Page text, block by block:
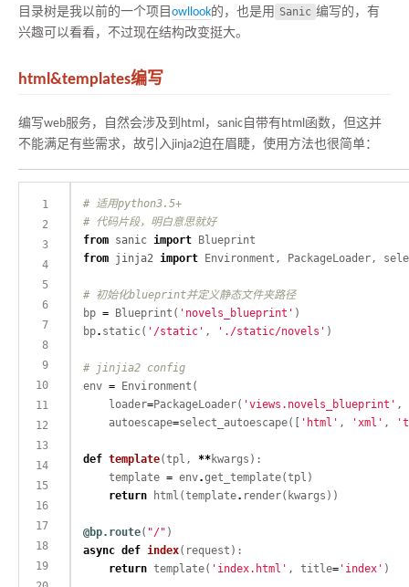
目录树是我以前的一个项目 owllook的，也是用 Sanic 编写的，有
兴趣可以看看，不过现在结构改变挺大。
html&templates编写
编写web服务，自然会涉及到html，sanic自带有html函数，但这并
不能满足有些需求，故引入jinja2迫在眉睫，使用方法也很简单：
1
2
3
4
5
6
7
8
9
10
11
12
13
14
15
16
17
18
19
# 适用python3.5+
# 代码片段，明白意思就好
from sanic import
from jinja2 import
# 初始化blueprint并定义静态文件夹路径
bp = Blueprint( 'novels_blueprint'
bp. static( '/static' , './static/novels'
# jinjia2 config
env =
    loader
=PackageLoader( 'views.novels_blueprint' ,
    autoescape
=select_autoescape([ 'html' , 'xml' ,
def template(tpl, **
    template
= env.
return html(template.
@bp.route( "/"
async def index
return template( 'index.html' , title='index'